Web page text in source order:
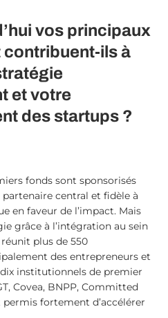
vos principaux
contribuent-ils à
et votre
des startups ?
fonds sont sponsorisés
central et fidèle à
en faveur de l’impact. Mais
grâce à l’intégration au sein
plus de 550
des entrepreneurs et
institutionnels de premier
Covea, BNPP, Committed
fortement d’accélérer